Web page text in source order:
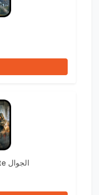
Assassin's Creed Syndicate الجوال